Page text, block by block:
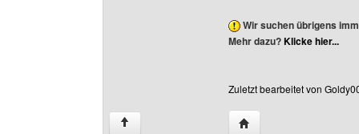
Wir suchen übrigens
Mehr dazu?Klicke hier...
Zuletzt bearbeitet von
↑ Website dieses